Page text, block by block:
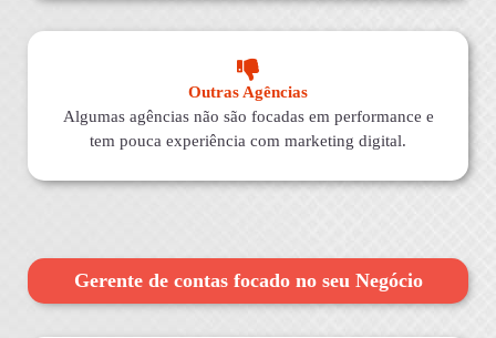
Outras Agências
Algumas agências não são focadas em performance e
tem pouca experiência com marketing digital.
Gerente de contas focado no seu Negócio